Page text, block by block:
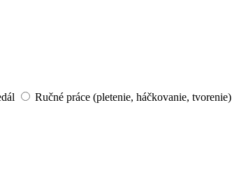
Ručné práce (pletenie, háčkovanie, tvorenie)